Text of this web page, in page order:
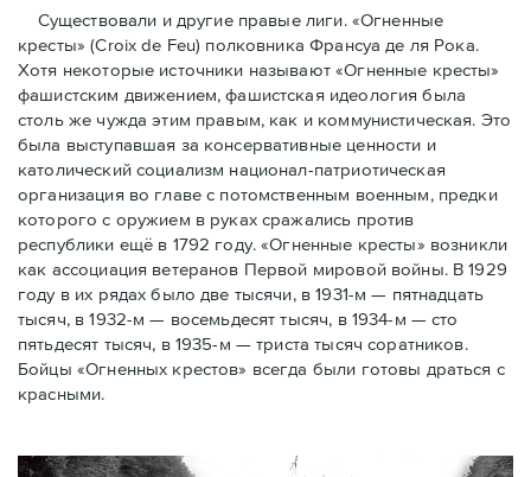
Существовали и другие правые лиги. «Огненные
кресты» (Croix de Feu) полковника Франсуа де ля Рока.
Хотя некоторые источники называют «Огненные крeсты»
фашистским движением, фашистская идеология была
столь же чужда этим правым, как и коммунистическая. Это
была выступавшая за консервативные ценности и
католический социализм национал-патриотическая
организация во главе с потомственным военным, предки
которого с оружием в руках сражались против
республики ещё в 1792 году. «Огненные кресты» возникли
как ассоциация ветеранов Первой мировой войны. В 1929
году в их рядах было две тысячи, в 1931-м — пятнадцать
тысяч, в 1932-м — восемьдесят тысяч, в 1934-м — сто
пятьдесят тысяч, в 1935-м — триста тысяч соратников.
Бойцы «Огненных крестов» всегда были готовы драться с
красными.